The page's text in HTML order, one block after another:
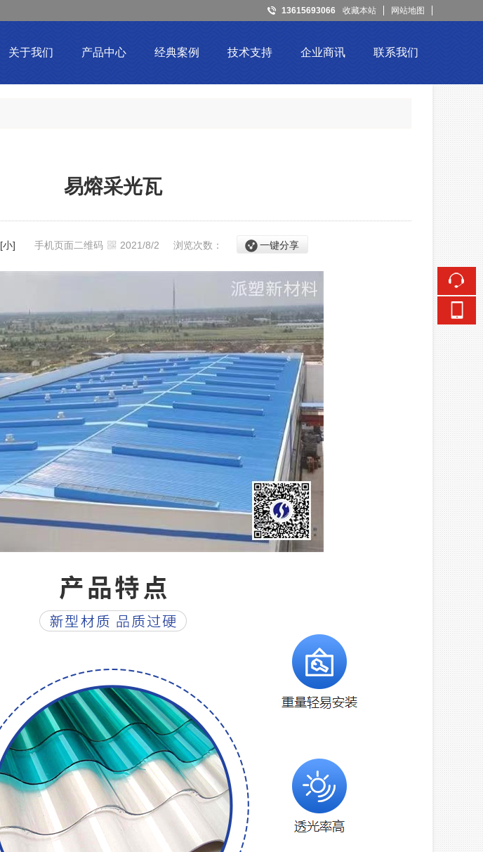
13615693066 收藏本站 网站地图
关于我们 产品中心 经典案例 技术支持 企业商讯 联系我们
易熔采光瓦
[小] 手机页面二维码 2021/8/2 浏览次数： 一键分享